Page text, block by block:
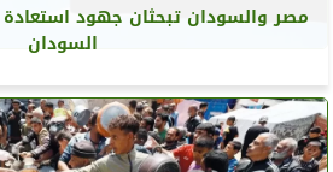
مصر والسودان تبحثان جهود استعادة
السودان